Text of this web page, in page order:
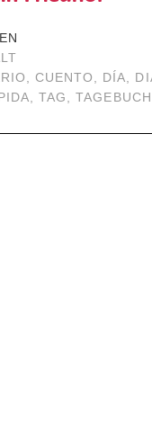
,CUENTO , DÍA,
,TAG ,TAGEBUCH